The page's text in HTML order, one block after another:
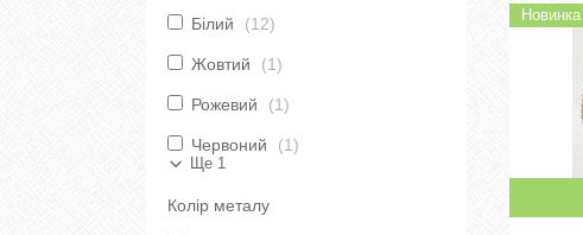
Новинка
Білий 12
Жовтий 1
Рожевий 1
Червоний 1
Ще 1
Колір металу